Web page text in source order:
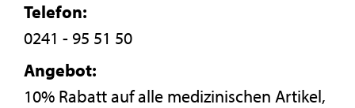
Telefon:
0241 - 95 51 50
Angebot:
10% Rabatt auf alle medizinischen Artikel,